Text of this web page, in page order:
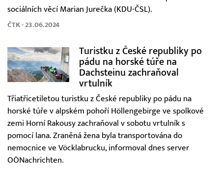
sociálních věcí Marian Jurečka (KDU-ČSL).
ČTK - 23.06.2024
Turistku z České republiky po
pádu na horské túře na
Dachsteinu zachraňoval
vrtulník
Třiatřicetiletou turistku z České republiky po pádu na
horské túře v alpském pohoří Höllengebirge ve spolkové
zemi Horní Rakousy zachraňoval v sobotu vrtulník s
pomocí lana. Zraněná žena byla transportována do
nemocnice ve Vöcklabrucku, informoval dnes server
OÖNachrichten.